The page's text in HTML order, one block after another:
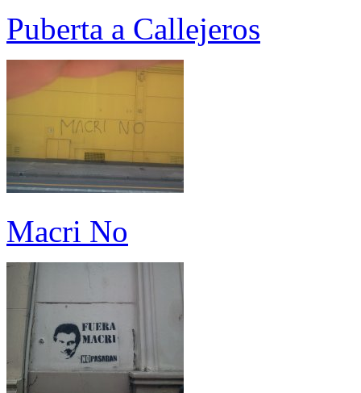
Puberta a Callejeros
Macri No